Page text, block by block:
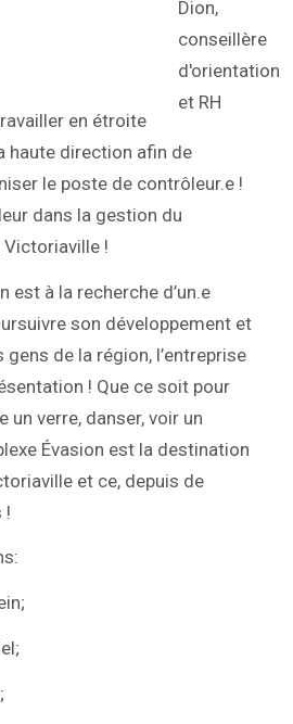
en étroite
haute direction afin de
le poste de contrôleur.e !
dans la gestion du
Victoriaville !
est à la recherche d’un.e
son développement et
de la région, l’entreprise
! Que ce soit pour
un verre, danser, voir un
Évasion est la destination
et ce, depuis de
!